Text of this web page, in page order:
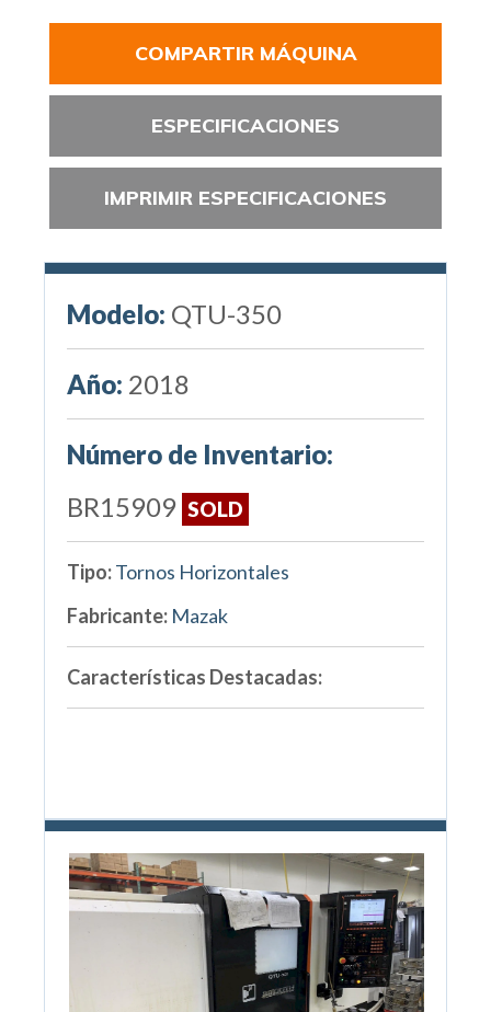
COMPARTIR MÁQUINA
ESPECIFICACIONES
IMPRIMIR ESPECIFICACIONES
Modelo: QTU-350
Año: 2018
Número de Inventario:
BR15909 SOLD
Tipo:Tornos Horizontales
Fabricante: Mazak
Características Destacadas: